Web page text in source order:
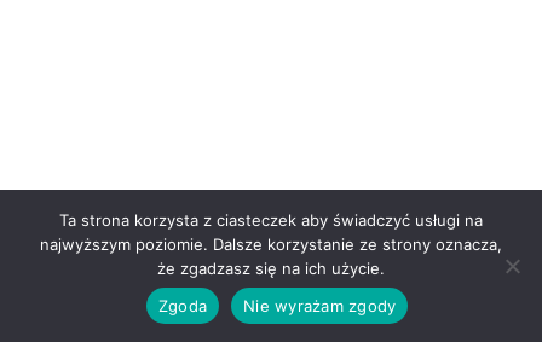
Ta strona korzysta z ciasteczek aby świadczyć usługi na
najwyższym poziomie. Dalsze korzystanie ze strony oznacza,
że zgadzasz się na ich użycie.
Zgoda
Nie wyrażam zgody